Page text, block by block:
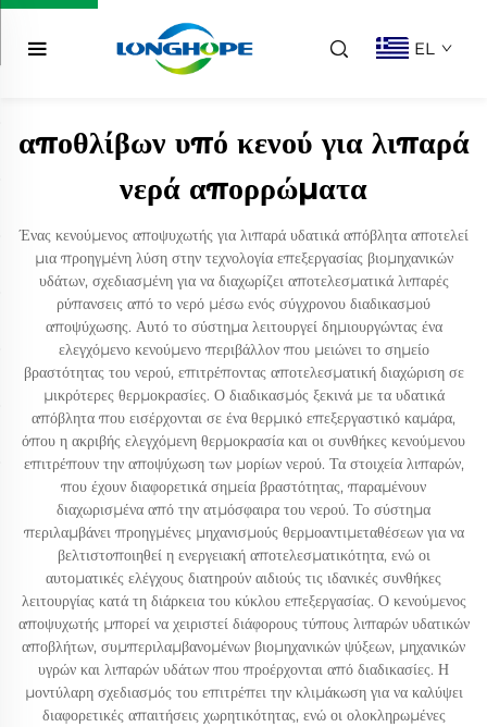
EL
αποθλίβων υπό κενού για λιπαρά
νερά απορρώματα
Ένας κενούμενος αποψυχωτής για λιπαρά υδατικά απόβλητα αποτελεί
μια προηγμένη λύση στην τεχνολογία επεξεργασίας βιομηχανικών
υδάτων, σχεδιασμένη για να διαχωρίζει αποτελεσματικά λιπαρές
ρύπανσεις από το νερό μέσω ενός σύγχρονου διαδικασμού
αποψύχωσης. Αυτό το σύστημα λειτουργεί δημιουργώντας ένα
ελεγχόμενο κενούμενο περιβάλλον που μειώνει το σημείο
βραστότητας του νερού, επιτρέποντας αποτελεσματική διαχώριση σε
μικρότερες θερμοκρασίες. Ο διαδικασμός ξεκινά με τα υδατικά
απόβλητα που εισέρχονται σε ένα θερμικό επεξεργαστικό καμάρα,
όπου η ακριβής ελεγχόμενη θερμοκρασία και οι συνθήκες κενούμενου
επιτρέπουν την αποψύχωση των μορίων νερού. Τα στοιχεία λιπαρών,
που έχουν διαφορετικά σημεία βραστότητας, παραμένουν
διαχωρισμένα από την ατμόσφαιρα του νερού. Το σύστημα
περιλαμβάνει προηγμένες μηχανισμούς θερμοαντιμεταθέσεων για να
βελτιστοποιηθεί η ενεργειακή αποτελεσματικότητα, ενώ οι
αυτοματικές ελέγχους διατηρούν αιδιούς τις ιδανικές συνθήκες
λειτουργίας κατά τη διάρκεια του κύκλου επεξεργασίας. Ο κενούμενος
αποψυχωτής μπορεί να χειριστεί διάφορους τύπους λιπαρών υδατικών
αποβλήτων, συμπεριλαμβανομένων βιομηχανικών ψύξεων, μηχανικών
υγρών και λιπαρών υδάτων που προέρχονται από διαδικασίες. Η
μοντύλαρη σχεδιασμός του επιτρέπει την κλιμάκωση για να καλύψει
διαφορετικές απαιτήσεις χωρητικότητας, ενώ οι ολοκληρωμένες